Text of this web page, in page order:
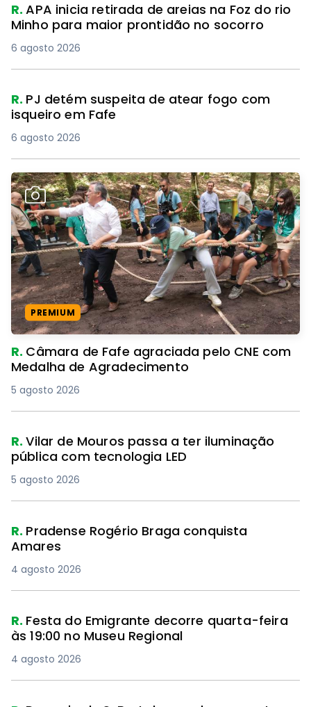
R.APA inicia retirada de areias na Foz do rio
Minho para maior prontidão no socorro
6 agosto 2026
R. PJ detém suspeita de atear fogo com
isqueiro em Fafe
6 agosto 2026
PREMIUM
R. Câmara de Fafe agraciada pelo CNE com
Medalha de Agradecimento
5 agosto 2026
R.Vilar de Mouros passa a ter iluminação
pública com tecnologia LED
5 agosto 2026
R. Pradense Rogério Braga conquista
Amares
4 agosto 2026
R. Festa do Emigrante decorre quarta-feira
às 19:00 no Museu Regional
4 agosto 2026